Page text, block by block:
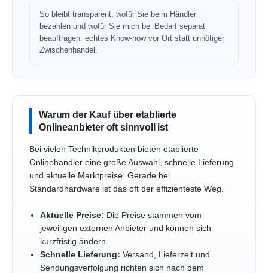
So bleibt transparent, wofür Sie beim Händler
bezahlen und wofür Sie mich bei Bedarf separat
beauftragen: echtes Know-how vor Ort statt unnötiger
Zwischenhandel.
Warum der Kauf über etablierte
Onlineanbieter oft sinnvoll ist
Bei vielen Technikprodukten bieten etablierte
Onlinehändler eine große Auswahl, schnelle Lieferung
und aktuelle Marktpreise. Gerade bei
Standardhardware ist das oft der effizienteste Weg.
Aktuelle Preise: Die Preise stammen vom
jeweiligen externen Anbieter und können sich
kurzfristig ändern.
Schnelle Lieferung: Versand, Lieferzeit und
Sendungsverfolgung richten sich nach dem